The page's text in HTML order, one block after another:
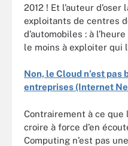
2012 ! Et l’auteur
exploitants de centres
d’automobiles : à
le moins à exploiter qui
Non, le Cloud n’est pas
entreprises (Internet
Contrairement à ce que
croire à force d’en
Computing n’est pas